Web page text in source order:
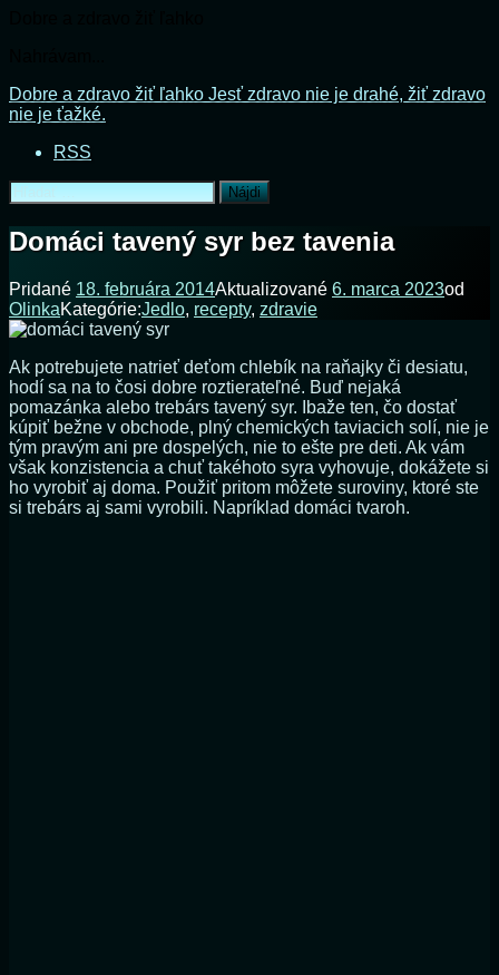
Prejsť
na
Dobre a zdravo žiť ľahko Jesť zdravo nie je drahé, žiť zdravo
nie je ťažké.
RSS
Hľadať:
Domáci tavený syr bez tavenia
Pridané 18. februára 2014Aktualizované 6. marca 2023od
OlinkaKategórie:Jedlo, recepty, zdravie
Ak potrebujete natrieť deťom chlebík na raňajky či desiatu,
hodí sa na to čosi dobre roztierateľné. Buď nejaká
pomazánka alebo trebárs tavený syr. Ibaže ten, čo dostať
kúpiť bežne v obchode, plný chemických taviacich solí, nie je
tým pravým ani pre dospelých, nie to ešte pre deti. Ak vám
však konzistencia a chuť takéhoto syra vyhovuje, dokážete si
ho vyrobiť aj doma. Použiť pritom môžete suroviny, ktoré ste
si trebárs aj sami vyrobili. Napríklad domáci tvaroh.